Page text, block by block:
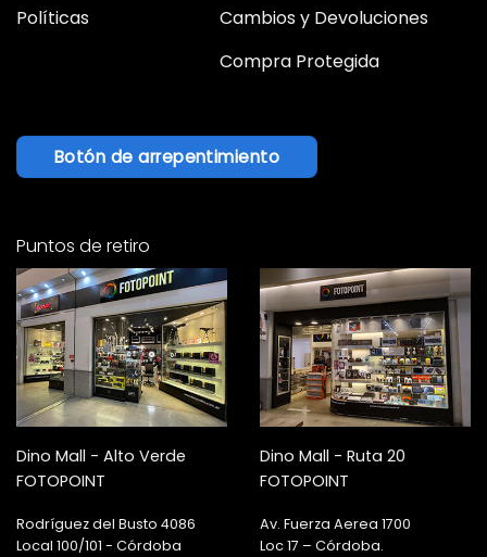
Políticas
Cambios y Devoluciones
Compra Protegida
Botón de arrepentimiento
Puntos de retiro
Dino Mall - Alto Verde
FOTOPOINT
Rodríguez del Busto 4086
Local 100/101 - Córdoba
Dino Mall - Ruta 20
FOTOPOINT
Av. Fuerza Aerea 1700
Loc 17 – Córdoba.